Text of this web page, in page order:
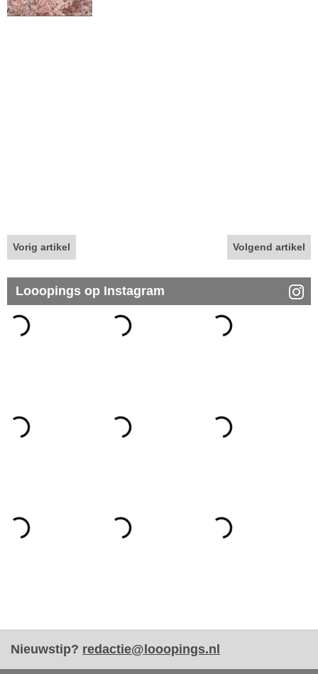
Vorig artikel Volgend artikel
Looopings op Instagram
Nieuwstip? redactie@looopings.nl